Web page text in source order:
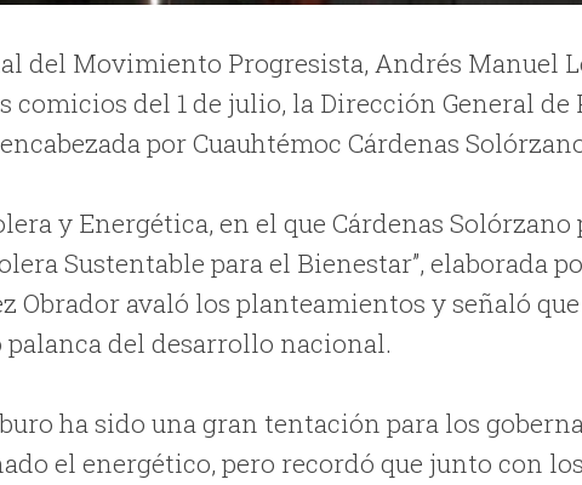
del Movimiento Progresista, Andrés Manuel
comicios del 1 de julio, la Dirección General de
por Cuauhtémoc Cárdenas
y Energética, en el que Cárdenas
Sustentable para el Bienestar”, elaborada
Obrador avaló los planteamientos y señaló
del desarrollo nacional.
ha sido una gran tentación para los
el energético, pero recordó que junto con